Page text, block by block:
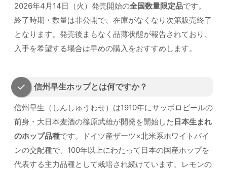
2026年4月14日（火）発売開始の全国数量限定品です。
終了時期・数量は非公開で、在庫がなくなり次第販売終了
となります。発売後まもなく品薄状態が報告されており、
入手を希望する場合は早めの購入をおすすめします。
信州早生ホップとは何ですか？
信州早生（しんしゅうわせ）は1910年にサッポロビールの
前身・大日本麦酒の篠原武雄が開発を開始した 日本生まれ
のホップ品種です。ドイツ産ザーツ×北米系ホワイトバイ
ンの交配種で、100年以上にわたって日本の国産ホップを
代表する主力品種として栽培され続けています。レモンの